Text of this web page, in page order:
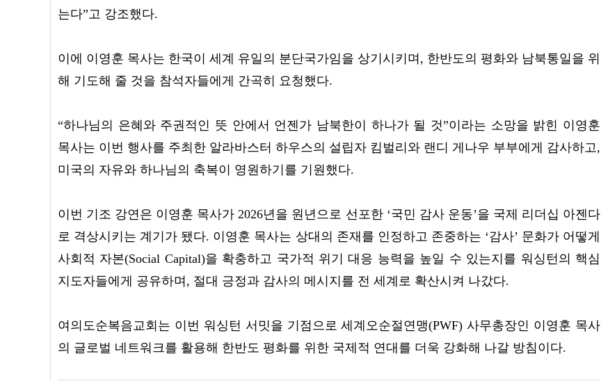
는다”고 강조했다.
이에 이영훈 목사는 한국이 세계 유일의 분단국가임을 상기시키며, 한반도의 평화와 남북통일을 위
해 기도해 줄 것을 참석자들에게 간곡히 요청했다.
“하나님의 은혜와 주권적인 뜻 안에서 언젠가 남북한이 하나가 될 것”이라는 소망을 밝힌 이영훈
목사는 이번 행사를 주최한 알라바스터 하우스의 설립자 킴벌리와 랜디 게나우 부부에게 감사하고,
미국의 자유와 하나님의 축복이 영원하기를 기원했다.
이번 기조 강연은 이영훈 목사가 2026년을 원년으로 선포한 ‘국민 감사 운동’을 국제 리더십 아젠다
로 격상시키는 계기가 됐다. 이영훈 목사는 상대의 존재를 인정하고 존중하는 ‘감사’ 문화가 어떻게
사회적 자본(Social Capital)을 확충하고 국가적 위기 대응 능력을 높일 수 있는지를 워싱턴의 핵심
지도자들에게 공유하며, 절대 긍정과 감사의 메시지를 전 세계로 확산시켜 나갔다.
여의도순복음교회는 이번 워싱턴 서밋을 기점으로 세계오순절연맹(PWF) 사무총장인 이영훈 목사
의 글로벌 네트워크를 활용해 한반도 평화를 위한 국제적 연대를 더욱 강화해 나갈 방침이다.